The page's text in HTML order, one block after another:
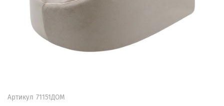
Артикул 71151ДОМ